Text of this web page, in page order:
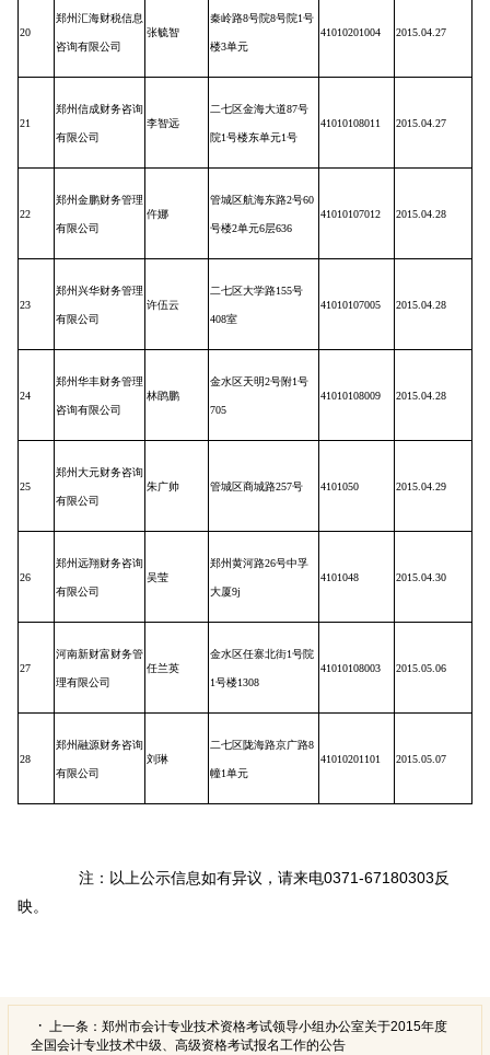
20
郑州汇海财税信息
咨询有限公司
张毓智
秦岭路8号院8号院1号
楼3单元
41010201004 2015.04.27
21
郑州信成财务咨询
有限公司
李智远
二七区金海大道87号
院1号楼东单元1号
41010108011 2015.04.27
22
郑州金鹏财务管理
有限公司
仵娜
管城区航海东路2号60
号楼2单元6层636
41010107012 2015.04.28
23
郑州兴华财务管理
有限公司
许伍云
二七区大学路155号
408室
41010107005 2015.04.28
24
郑州华丰财务管理
咨询有限公司
林鹍鹏
金水区天明2号附1号
705
41010108009 2015.04.28
25
郑州大元财务咨询
有限公司
朱广帅 管城区商城路257号 4101050 2015.04.29
26
郑州远翔财务咨询
有限公司
吴莹
郑州黄河路26号中孚
大厦9j
4101048 2015.04.30
27
河南新财富财务管
理有限公司
任兰英
金水区任寨北街1号院
1号楼1308
41010108003 2015.05.06
28
郑州融源财务咨询
有限公司
刘琳
二七区陇海路京广路8
幢1单元
41010201101 2015.05.07
注：以上公示信息如有异议，请来电0371-67180303反
映。
上一条： 郑州市会计专业技术资格考试领导小组办公室关于2015年度
全国会计专业技术中级、高级资格考试报名工作的公告